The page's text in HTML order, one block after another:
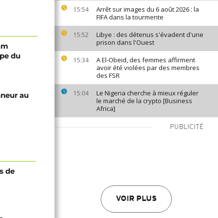
15:54
Arrêt sur images du 6 août 2026 : la
FIFA dans la tourmente
15:52
Libye : des détenus s'évadent d'une
prison dans l'Ouest
15:34
A El-Obeid, des femmes affirment
avoir été violées par des membres
des FSR
15:04
Le Nigeria cherche à mieux réguler
le marché de la crypto [Business
Africa]
PUBLICITÉ
VOIR PLUS
du
au
de